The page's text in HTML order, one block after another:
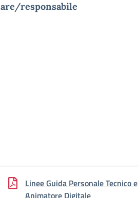
responsabile
Linee Guida Personale Tecnico e
Animatore Digitale